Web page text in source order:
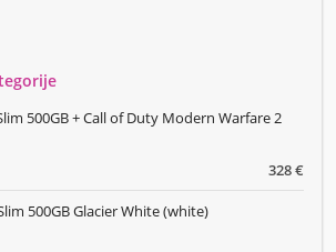
328 €
500GB + Call of Duty Modern Warfare 2
500GB Glacier White (white)